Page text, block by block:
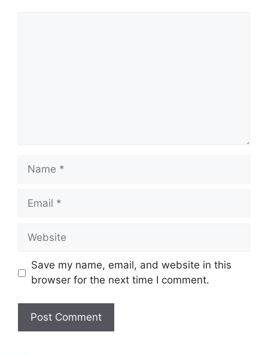
Name
Email
Website
Save my name, email, and website in this
browser for the next time I comment.